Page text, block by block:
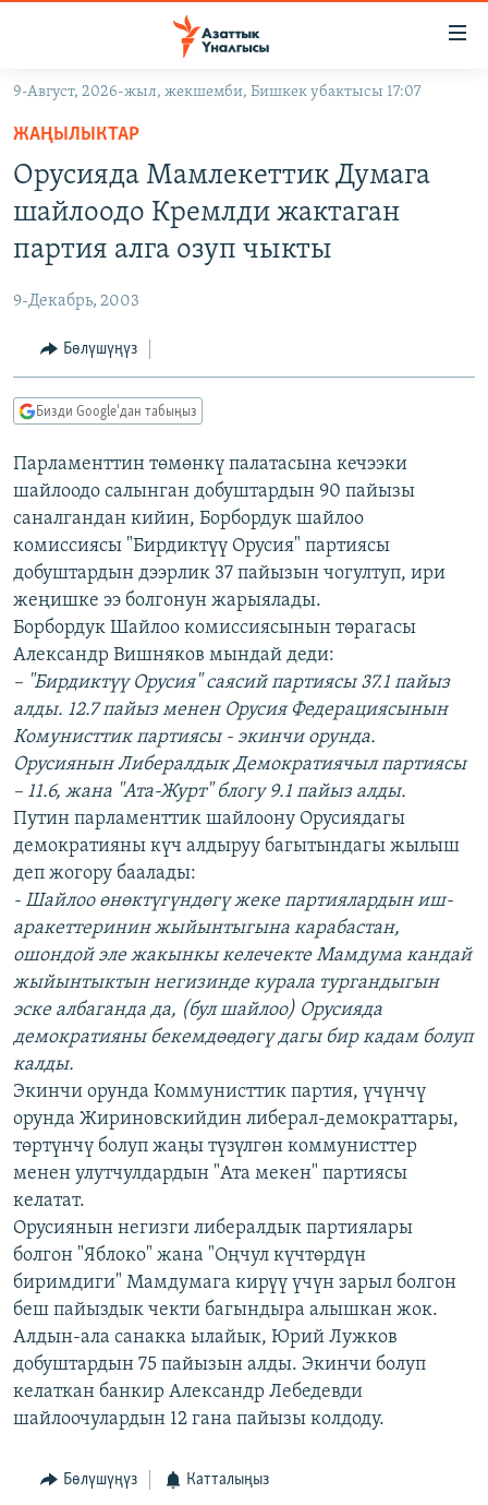
Навигацияга
өтүңүз
Издөөгө
салыңызКЫРГЫЗСТАН
МАДАНИЯТ
ДҮЙНӨ
ТВ ПРОГРАММАЛАР
БҮГҮН АЗАТТЫКТА
ДАНИСТЕ
АЗАТТЫК+
ЫҢГАЙСЫЗ СУРООЛОР
ПОДКАСТ
ЭЕ/АРнун бардык сайттары
9-Август, 2026-жыл, жекшемби, Бишкек убактысы 17:07
ЖАҢЫЛЫКТАР
Орусияда Мамлекеттик Думага
шайлоодо Кремлди жактаган
партия алга озуп чыкты
9-Декабрь, 2003
Бөлүшүңүз
Бизди Google'дан табыңыз
Парламенттин төмөнкү палатасына кечээки
шайлоодо салынган добуштардын 90 пайызы
саналгандан кийин, Борбордук шайлоо
комиссиясы "Бирдиктүү Орусия" партиясы
добуштардын дээрлик 37 пайызын чогултуп, ири
жеңишке ээ болгонун жарыялады.
Борбордук Шайлоо комиссиясынын төрагасы
Александр Вишняков мындай деди:
– "Бирдиктүү Орусия" саясий партиясы 37.1 пайыз
алды. 12.7 пайыз менен Орусия Федерациясынын
Комунисттик партиясы - экинчи орунда.
Орусиянын Либералдык Демократиячыл партиясы
– 11.6, жана "Ата-Журт" блогу 9.1 пайыз алды.
Путин парламенттик шайлоону Орусиядагы
демократияны күч алдыруу багытындагы жылыш
деп жогору баалады:
- Шайлоо өнөктүгүндөгү жеке партиялардын иш-
аракеттеринин жыйынтыгына карабастан,
ошондой эле жакынкы келечекте Мамдума кандай
жыйынтыктын негизинде курала тургандыгын
эске албаганда да, (бул шайлоо) Орусияда
демократияны бекемдөөдөгү дагы бир кадам болуп
калды.
Экинчи орунда Коммунисттик партия, үчүнчү
орунда Жириновскийдин либерал-демократтары,
төртүнчү болуп жаңы түзүлгөн коммунисттер
менен улутчулдардын "Ата мекен" партиясы
келатат.
Орусиянын негизги либералдык партиялары
болгон "Яблоко" жана "Оңчул күчтөрдүн
биримдиги" Мамдумага кирүү үчүн зарыл болгон
беш пайыздык чекти багындыра алышкан жок.
Алдын-ала санакка ылайык, Юрий Лужков
добуштардын 75 пайызын алды. Экинчи болуп
келаткан банкир Александр Лебедевди
шайлоочулардын 12 гана пайызы колдоду.
Бөлүшүңүз Катталыңыз